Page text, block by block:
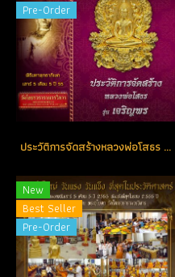
Pre-Order
ประวัติการจัดสร้างหลวงพ่อโสธร รุ่น เจริญพร ปี 2555
New
Best Seller
Pre-Order